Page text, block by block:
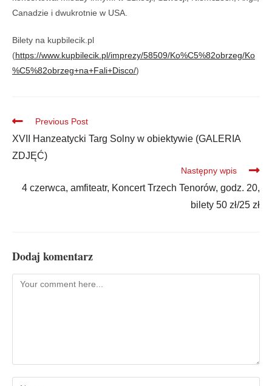
Canadzie i dwukrotnie w USA.
Bilety na kupbilecik.pl
(https://www.kupbilecik.pl/imprezy/58509/Ko%C5%82obrzeg/Ko
%C5%82obrzeg+na+Fali+Disco/)
Previous Post
XVII Hanzeatycki Targ Solny w obiektywie (GALERIA
ZDJĘĆ)
Następny wpis
4 czerwca, amfiteatr, Koncert Trzech Tenorów, godz. 20,
bilety 50 zł/25 zł
Dodaj komentarz